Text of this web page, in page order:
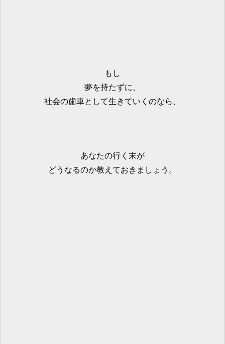
もし
夢を持たずに、
社会の歯車として生きていくのなら、
あなたの行く末が
どうなるのか教えておきましょう。